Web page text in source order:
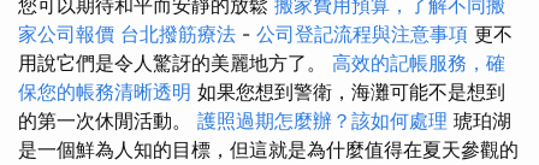
您可以期待和平而安靜的放鬆 搬家費用預算，了解不同搬
家公司報價 台北撥筋療法 - 公司登記流程與注意事項 更不
用說它們是令人驚訝的美麗地方了。 高效的記帳服務，確
保您的帳務清晰透明 如果您想到警衛，海灘可能不是想到
的第一次休閒活動。 護照過期怎麼辦？該如何處理 琥珀湖
是一個鮮為人知的目標，但這就是為什麼值得在夏天參觀的